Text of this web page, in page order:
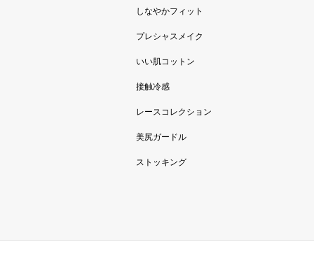
しなやかフィット
プレシャスメイク
いい肌コットン
接触冷感
レースコレクション
美尻ガードル
ストッキング